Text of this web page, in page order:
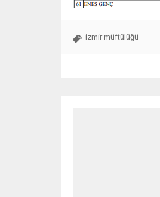
izmir müftülüğü